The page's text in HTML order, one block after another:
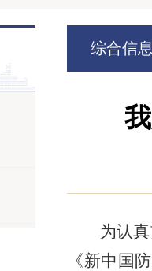
综合信
为认
《新中国